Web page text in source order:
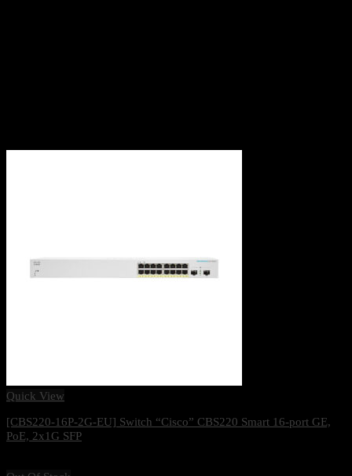
Quick View
[CBS220-16P-2G-EU] Switch “Cisco” CBS220 Smart 16-port GE,
PoE, 2x1G SFP